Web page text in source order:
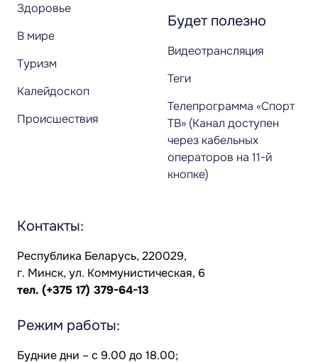
Здоровье
В мире
Туризм
Калейдоскоп
Происшествия
Будет полезно
Видеотрансляция
Теги
Телепрограмма «Спорт
ТВ» (Канал доступен
через кабельных
операторов на 11-й
кнопке)
Контакты:
Республика Беларусь, 220029,
г. Минск, ул. Коммунистическая, 6
тел. (+375 17) 379-64-13
Режим работы:
Будние дни – с 9.00 до 18.00;